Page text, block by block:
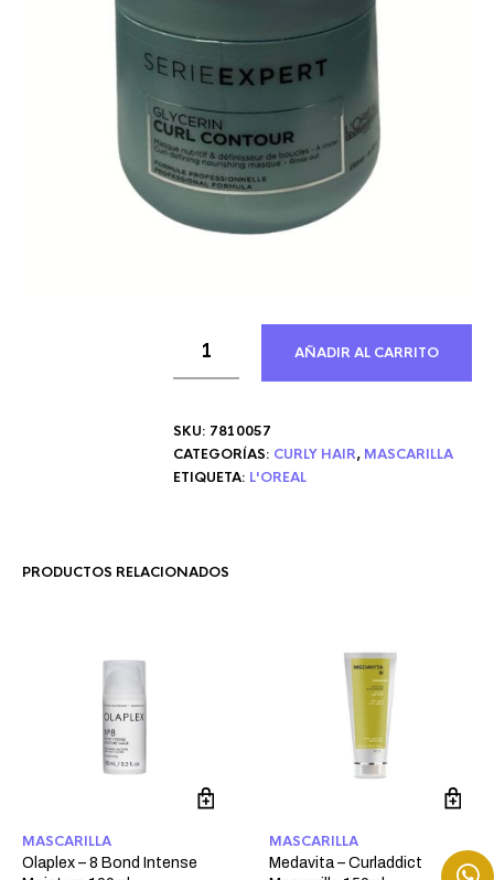
AÑADIR AL CARRITO
SKU: 7810057
CATEGORÍAS: CURLY HAIR, MASCARILLA
ETIQUETA: L'OREAL
PRODUCTOS RELACIONADOS
MASCARILLA
Olaplex – 8 Bond Intense
MASCARILLA
Medavita – Curladdict